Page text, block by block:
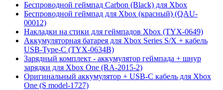
Беспроводной геймпад Carbon (Black) для Xbox
Беспроводной геймпад для Xbox (красный) (QAU-
00012)
Накладки на стики для геймпадов Xbox (TYX-0649)
Аккумуляторная батарея для Xbox Series S/X + кабель
USB-Type-C (TYX-0634B)
Зарядный комплект - аккумулятор геймпада + шнур
зарядки для Xbox One (RA-2015-2)
Оригинальный аккумулятор + USB-C кабель для Xbox
One (S model-1727)